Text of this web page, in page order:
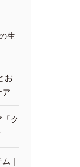
生
お
ク
｜